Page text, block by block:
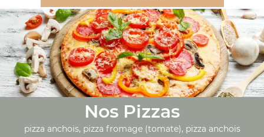
Nos Pizzas
pizza anchois, pizza fromage (tomate), pizza anchois